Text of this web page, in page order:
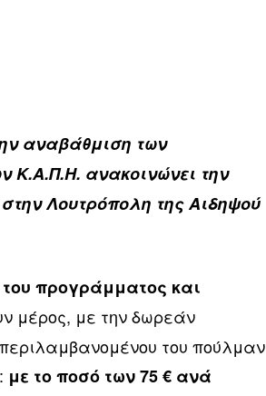
αναβάθμιση των
Κ.Α.Π.Η. ανακοινώνει την
Λουτρόπολη της Αιδηψού
προγράμματος και
μέρος, με την δωρεάν
του πούλμαν
με το ποσό των 75 € ανά